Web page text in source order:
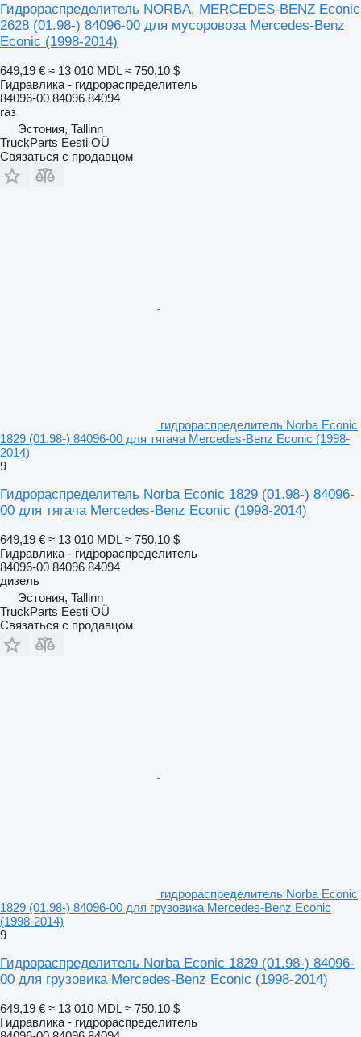
Гидрораспределитель NORBA, MERCEDES-BENZ Econic
2628 (01.98-) 84096-00 для мусоровоза Mercedes-Benz
Econic (1998-2014)
649,19 € ≈ 13 010 MDL ≈ 750,10 $
Гидравлика - гидрораспределитель
84096-00 84096 84094
газ
Эстония, Tallinn
TruckParts Eesti OÜ
Связаться с продавцом
гидрораспределитель Norba Econic
1829 (01.98-) 84096-00 для тягача Mercedes-Benz Econic (1998-
2014)
9
Гидрораспределитель Norba Econic 1829 (01.98-) 84096-
00 для тягача Mercedes-Benz Econic (1998-2014)
649,19 € ≈ 13 010 MDL ≈ 750,10 $
Гидравлика - гидрораспределитель
84096-00 84096 84094
дизель
Эстония, Tallinn
TruckParts Eesti OÜ
Связаться с продавцом
гидрораспределитель Norba Econic
1829 (01.98-) 84096-00 для грузовика Mercedes-Benz Econic
(1998-2014)
9
Гидрораспределитель Norba Econic 1829 (01.98-) 84096-
00 для грузовика Mercedes-Benz Econic (1998-2014)
649,19 € ≈ 13 010 MDL ≈ 750,10 $
Гидравлика - гидрораспределитель